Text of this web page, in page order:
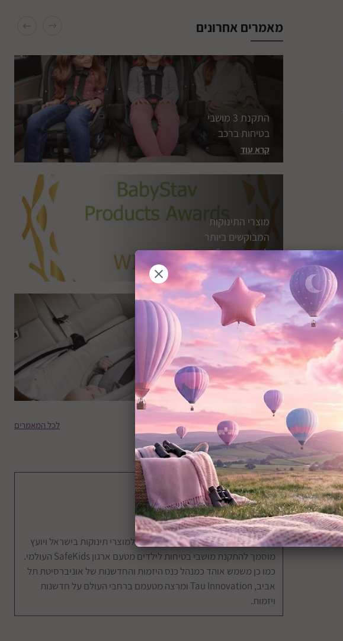
מאמרים אחרונים
התקנת 3 מושבי
בטיחות ברכב
קרא עוד
מוצרי התינוקות
המבוקשים ביותר
לשנת התשפ”ג
קרא עוד
סקירה מורחבת
למערכת הנסיעות
והבטיחות Finiti 4IN1
של Joie
קרא עוד
סקירה מורחבת למושב
בטיחות i-Harbour
Signature מבית Joie
קרא עוד
הוראות לשהייה ברכב
לכל המאמרים
מחבר הבלוג
מחבר הבלוג:
אוהד גולוב
מנכ"ל חברת בייבי סתיו, האתר המוביל למוצרי תינוקות בישראל ויועץ
מוסמך להתקנת מושבי בטיחות לילדים מטעם ארגון SafeKids העולמי.
כמו כן משמש אוהד כמנהל כנס היזמות והחדשנות של אוניברסיטת תל
אביב, Tau Innovation ומרצה מטעמם ברחבי העולם על חדשנות
ויזמות.